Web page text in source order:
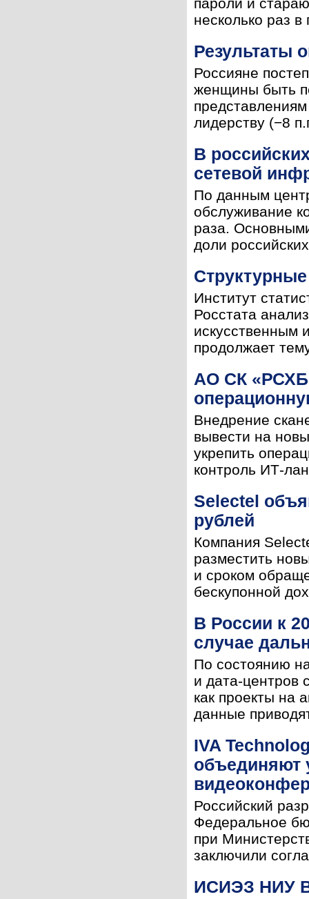
несколько раз
Результаты
Россияне
женщины быть
лидерству (−8
В
сетевой
По данным
обслуживание
раза.
доли
Институт
Росстата
искусственным
продолжает
АО СК
Внедрение
вывести на
укрепить
контроль ИТ-
Selectel
рублей
Компания
разместить
и сроком
бескупонной
В России к
случае
По состоянию
и дата-центров
как проекты на
данные
IVA
объединяют
Российский
Федеральное
при
заключили
ИСИЭЗ НИУ